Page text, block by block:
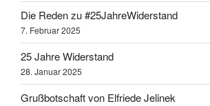
Die Reden zu #25JahreWiderstand
7. Februar 2025
25 Jahre Widerstand
28. Januar 2025
Grußbotschaft von Elfriede Jelinek